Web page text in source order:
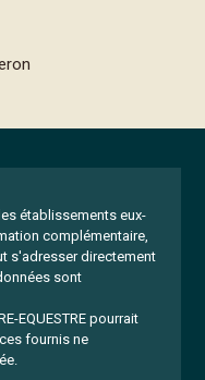
établissements eux-
complémentaire,
s'adresser directement
sont
EQUESTRE pourrait
fournis ne